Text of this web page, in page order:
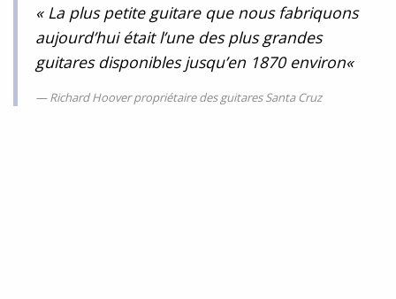
« La plus petite guitare que nous fabriquons
aujourd’hui était l’une des plus grandes
guitares disponibles jusqu’en 1870 environ«
Richard Hoover propriétaire des guitares Santa Cruz